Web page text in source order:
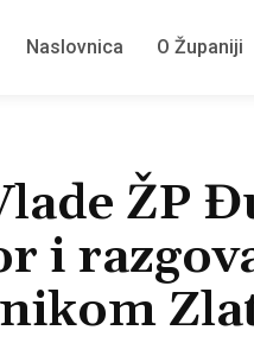
Naslovnica O Županiji
ŽP
i